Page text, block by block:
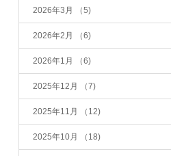
2026年3月 （5)
2026年2月 （6)
2026年1月 （6)
2025年12月 （7)
2025年11月 （12)
2025年10月 （18)